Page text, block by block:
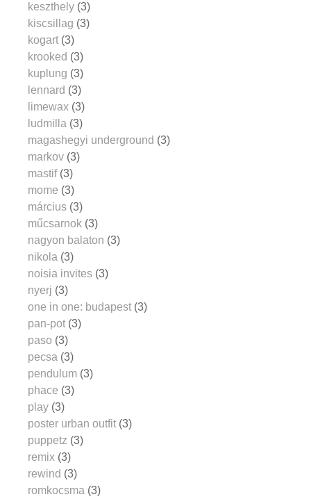
keszthely (3)
kiscsillag (3)
kogart (3)
krooked (3)
kuplung (3)
lennard (3)
limewax (3)
ludmilla (3)
magashegyi underground (3)
markov (3)
mastif (3)
mome (3)
március (3)
műcsarnok (3)
nagyon balaton (3)
nikola (3)
noisia invites (3)
nyerj (3)
one in one: budapest (3)
pan-pot (3)
paso (3)
pecsa (3)
pendulum (3)
phace (3)
play (3)
poster urban outfit (3)
puppetz (3)
remix (3)
rewind (3)
romkocsma (3)